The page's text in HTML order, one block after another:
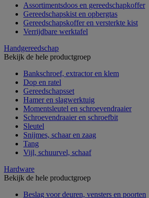
Assortimentsdoos en gereedschapkoffer
Gereedschapskist en opbergtas
Gereedschapskoffer en versterkte kist
Verrijdbare werktafel
Handgereedschap
Bekijk de hele productgroep
Bankschroef, extractor en klem
Dop en ratel
Gereedschapsset
Hamer en slagwerktuig
Momentsleutel en schroevendraaier
Schroevendraaier en schroefbit
Sleutel
Snijmes, schaar en zaag
Tang
Vijl, schuurvel, schaaf
Hardware
Bekijk de hele productgroep
Beslag voor deuren, vensters en poorten